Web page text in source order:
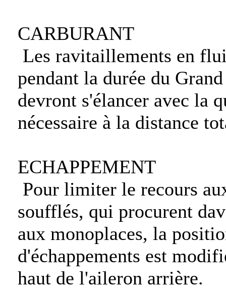
CARBURANT
Les ravitaillements en
pendant la durée du
devront s'élancer avec la
nécessaire à la distance
ECHAPPEMENT
Pour limiter le recours
soufflés, qui procurent
aux monoplaces, la
d'échappements est
haut de l'aileron arrière.